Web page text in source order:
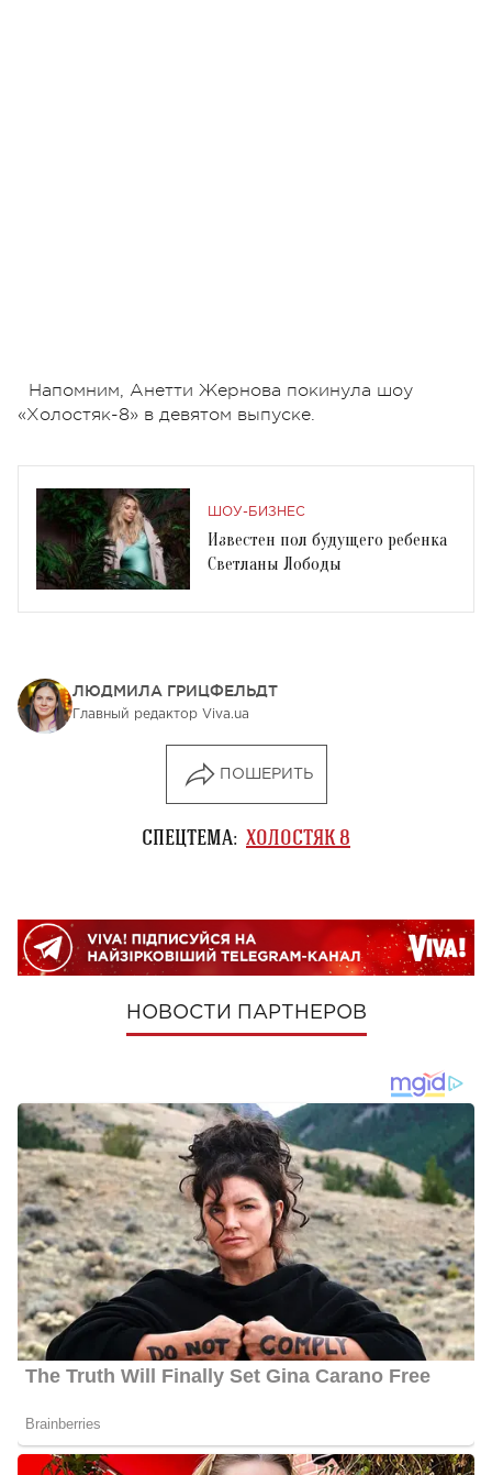
Напомним, Анетти Жернова покинула шоу
«Холостяк-8» в девятом выпуске.
ШОУ-БИЗНЕС
Известен пол будущего ребенка
Светланы Лободы
ЛЮДМИЛА ГРИЦФЕЛЬДТ
Главный редактор Viva.ua
ПОШЕРИТЬ
СПЕЦТЕМА: ХОЛОСТЯК 8
НОВОСТИ ПАРТНЕРОВ